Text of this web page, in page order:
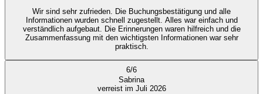
Wir sind sehr zufrieden. Die Buchungsbestätigung und alle
Informationen wurden schnell zugestellt. Alles war einfach und
verständlich aufgebaut. Die Erinnerungen waren hilfreich und die
Zusammenfassung mit den wichtigsten Informationen war sehr
praktisch.
6/6
Sabrina
verreist im Juli 2026